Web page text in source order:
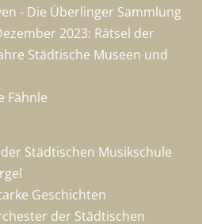
- Die Überlinger Sammlung
2023: Rätsel der
Städtische Museen und
Fähnle
Städtischen Musikschule
Geschichten
der Städtischen